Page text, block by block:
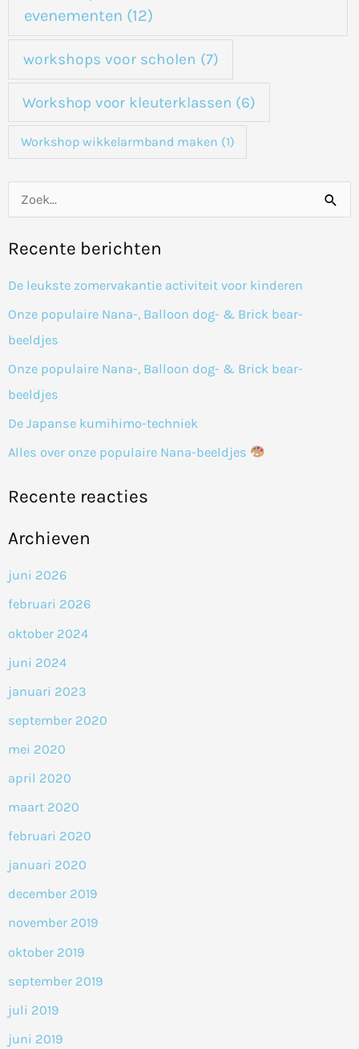
evenementen (12)
workshops voor scholen (7)
Workshop voor kleuterklassen (6)
Workshop wikkelarmband maken (1)
e
k
n
a
Recente berichten
De leukste zomervakantie activiteit voor kinderen
Onze populaire Nana-, Balloon dog- & Brick bear-
beeldjes
Onze populaire Nana-, Balloon dog- & Brick bear-
beeldjes
De Japanse kumihimo-techniek
Alles over onze populaire Nana-beeldjes
Recente reacties
Archieven
juni 2026
februari 2026
oktober 2024
juni 2024
januari 2023
september 2020
mei 2020
april 2020
maart 2020
februari 2020
januari 2020
december 2019
november 2019
oktober 2019
september 2019
juli 2019
juni 2019